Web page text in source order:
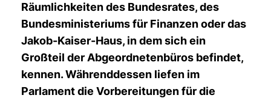
Räumlichkeiten des Bundesrates, des
Bundesministeriums für Finanzen oder das
Jakob-Kaiser-Haus, in dem sich ein
Großteil der Abgeordnetenbüros befindet,
kennen. Währenddessen liefen im
Parlament die Vorbereitungen für die